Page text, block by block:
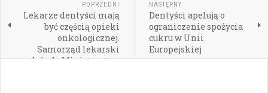
POPRZEDNI
Lekarze dentyści mają
być częścią opieki
onkologicznej.
Samorząd lekarski
apeluje do Ministerstwa
NASTĘPNY
Dentyści apelują o
ograniczenie spożycia
cukru w Unii
Europejskiej